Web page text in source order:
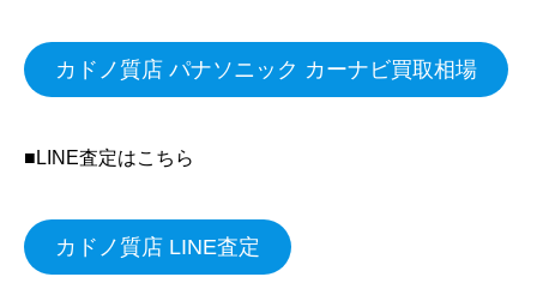
カドノ質店 パナソニック カーナビ買取相場
■LINE査定はこちら
カドノ質店 LINE査定